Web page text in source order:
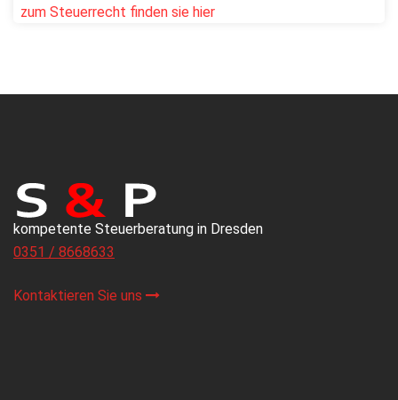
zum Steuerrecht finden sie hier
kompetente Steuerberatung in Dresden
0351 / 8668633
Kontaktieren Sie uns